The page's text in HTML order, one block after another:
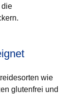
die
wie
glutenfrei und